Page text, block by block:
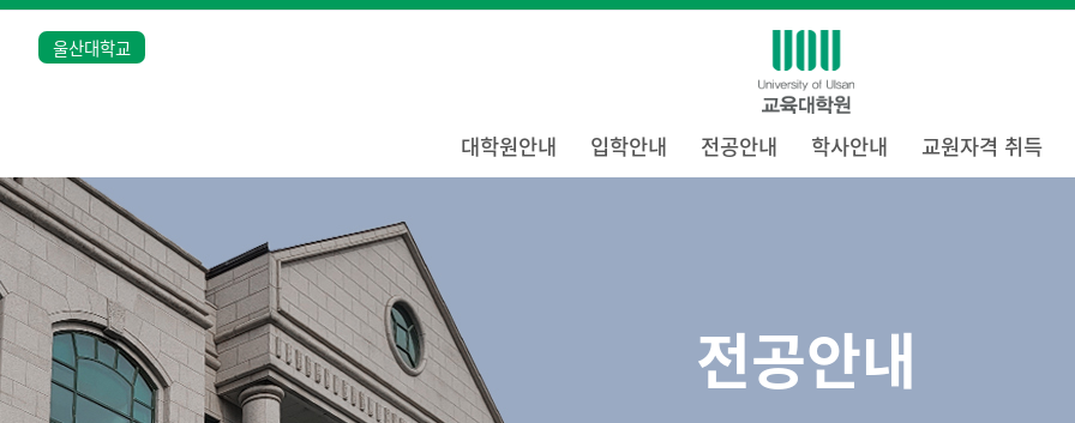
울산대학교
대학원안내 입학안내 전공안내 학사안내 교원자격 취득
전공안내